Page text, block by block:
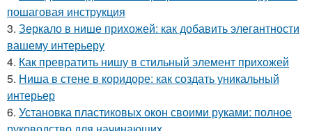
пошаговая инструкция
3. Зеркало в нише прихожей: как добавить элегантности
вашему интерьеру
4. Как превратить нишу в стильный элемент прихожей
5. Ниша в стене в коридоре: как создать уникальный
интерьер
6. Установка пластиковых окон своими руками: полное